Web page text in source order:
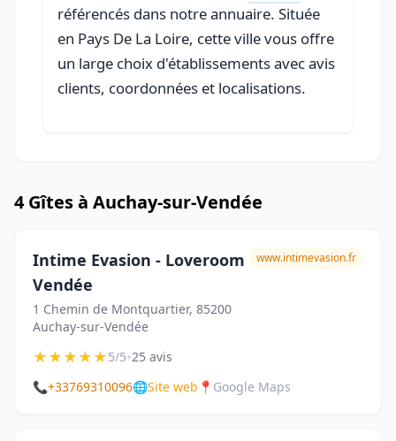
référencés dans notre annuaire. Située
en Pays De La Loire, cette ville vous offre
un large choix d'établissements avec avis
clients, coordonnées et localisations.
4 Gîtes à Auchay-sur-Vendée
Intime Evasion - Loveroom
Vendée
1 Chemin de Montquartier, 85200
Auchay-sur-Vendée
www.intimevasion.fr
★★★★★5/5•25 avis
📞+33769310096🌐Site web 📍 Google Maps